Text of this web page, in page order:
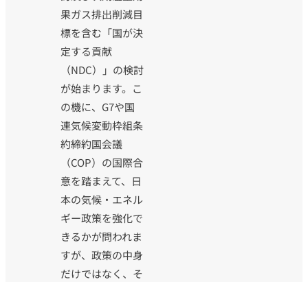
果ガス排出削減目
標を含む「国が決
定する貢献
（NDC）」の検討
が始まります。こ
の機に、G7や国
連気候変動枠組条
約締約国会議
（COP）の国際合
意を踏まえて、日
本の気候・エネル
ギー政策を強化で
きるかが問われま
すが、政策の中身
だけではなく、そ